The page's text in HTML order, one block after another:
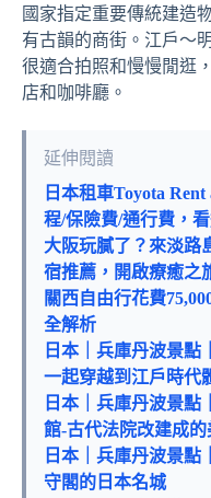
國家指定重要傳統建造
有古韻的商街。江戶～
很適合拍照和慢慢閒逛
店和咖啡廳。
延伸閱讀
日本租車Toyota
程/保險費/通行費，
大阪玩膩了？來淡路
宿推薦，開啟療癒之
關西自由行花費
全解析
日本｜兵庫丹波景點
一起穿越到江戶時代
日本｜兵庫丹波景點
館-古代法院改建成的
日本｜兵庫丹波景點
守閣的日本名城